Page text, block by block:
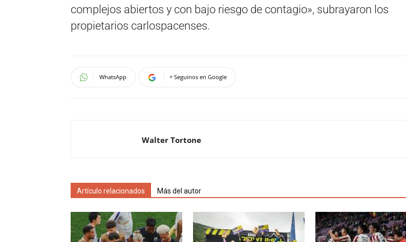
complejos abiertos y con bajo riesgo de contagio», subrayaron los
propietarios carlospacenses.
WhatsApp + Seguinos en Google
Walter Tortone
Artículo relacionados Más del autor